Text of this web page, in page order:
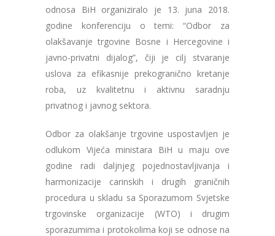
odnosa BiH organiziralo je 13. juna 2018.
godine konferenciju o temi: “Odbor za
olakšavanje trgovine Bosne i Hercegovine i
javno-privatni dijalog”, čiji je cilj stvaranje
uslova za efikasnije prekogranično kretanje
roba, uz kvalitetnu i aktivnu saradnju
privatnog i javnog sektora.
Odbor za olakšanje trgovine uspostavljen je
odlukom Vijeća ministara BiH u maju ove
godine radi daljnjeg pojednostavljivanja i
harmonizacije carinskih i drugih graničnih
procedura u skladu sa Sporazumom Svjetske
trgovinske organizacije (WTO) i drugim
sporazumima i protokolima koji se odnose na